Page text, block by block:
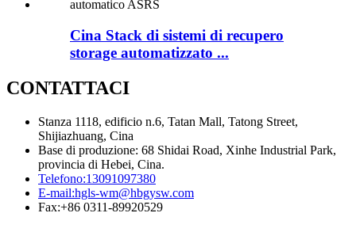
Cina Stack di sistemi di recupero
storage automatizzato ...
CONTATTACI
Stanza 1118, edificio n.6, Tatan Mall, Tatong Street,
Shijiazhuang, Cina
Base di produzione: 68 Shidai Road, Xinhe Industrial Park,
provincia di Hebei, Cina.
Telefono:13091097380
E-mail:hgls-wm@hbgysw.com
Fax:+86 0311-89920529